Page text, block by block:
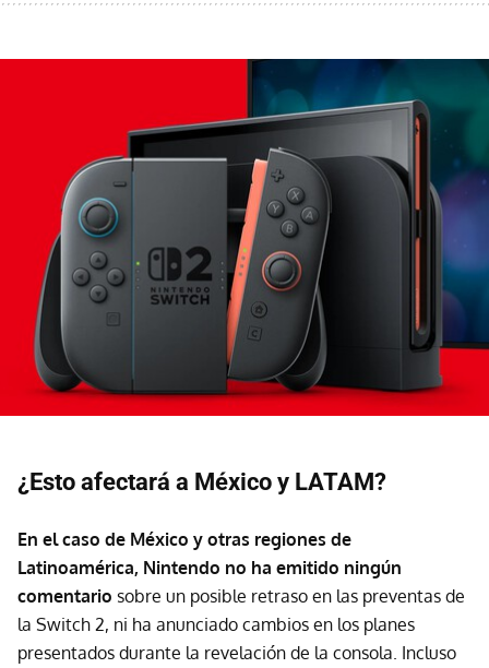
¿Esto afectará a México y LATAM?
En el caso de México y otras regiones de
Latinoamérica, Nintendo no ha emitido ningún
comentario sobre un posible retraso en las preventas de
la Switch 2, ni ha anunciado cambios en los planes
presentados durante la revelación de la consola. Incluso